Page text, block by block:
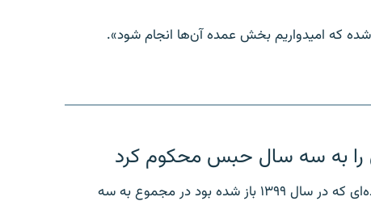
را به سه سال حبس محکوم کرد
دادگاه انقلاب شیراز سه وکیل مدافع حقوق بشر را در پرونده‌ای که در سال ۱۳۹۹ باز شده بود در مجموع به سه